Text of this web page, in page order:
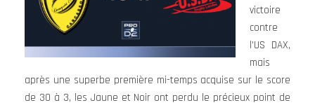
victoire
contre
l’US DAX,
mais
après une superbe première mi-temps acquise sur le score
de 30 à 3, les Jaune et Noir ont perdu le précieux point de